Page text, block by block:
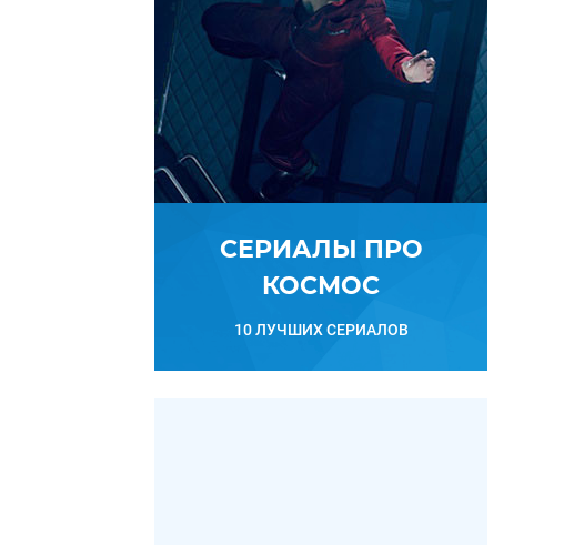
СЕРИАЛЫ ПРО
КОСМОС
10 ЛУЧШИХ СЕРИАЛОВ